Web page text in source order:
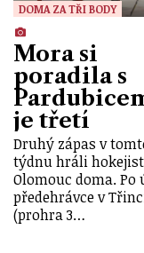
DOMA ZA TŘI BODY
Mora si
poradila s
je třetí
Druhý zápas v
týdnu hráli
Olomouc doma. Po
předehrávce v
(prohra 3…